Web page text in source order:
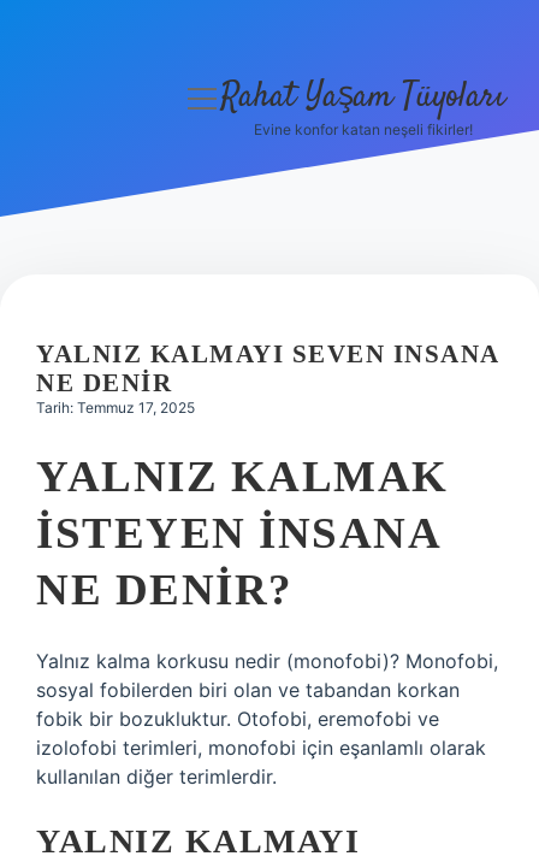
Hakkımızda
menüyü
Rahat Yaşam Tüyoları
Evine konfor katan neşeli fikirler!
YALNIZ KALMAYI SEVEN INSANA
NE DENIR
Tarih: Temmuz 17, 2025
YALNIZ KALMAK
ISTEYEN INSANA
NE DENIR?
Yalnız kalma korkusu nedir (monofobi)? Monofobi,
sosyal fobilerden biri olan ve tabandan korkan
fobik bir bozukluktur. Otofobi, eremofobi ve
izolofobi terimleri, monofobi için eşanlamlı olarak
kullanılan diğer terimlerdir.
YALNIZ KALMAYI